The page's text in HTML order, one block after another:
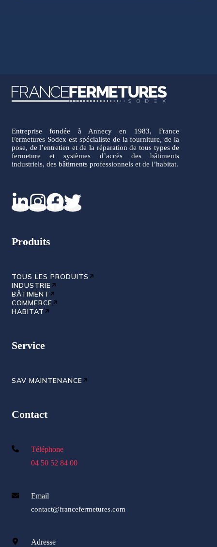
Entreprise fondée à Annecy en 1983, France
Fermetures Sodex est spécialiste de la fourniture, de la
pose, de l’entretien et de la réparation de tous types de
fermeture et systèmes d’accès des bâtiments
industriels, des bâtiments professionnels et de l’habitat.
Produits
TOUS LES PRODUITS
INDUSTRIE
BÂTIMENT
COMMERCE
HABITAT
Service
SAV MAINTENANCE
Contact
Téléphone
04 50 52 84 00
Email
contact@francefermetures.com
Adresse